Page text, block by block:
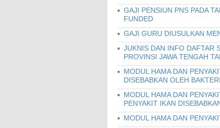
GAJI PENSIUN PNS PADA
FUNDED
GAJI GURU DIUSULKAN
JUKNIS DAN INFO DAFTAR
PROVINSI JAWA TENGAH
MODUL HAMA DAN
DISEBABKAN OLEH BAKTERI
MODUL HAMA DAN
PENYAKIT IKAN
MODUL HAMA DAN